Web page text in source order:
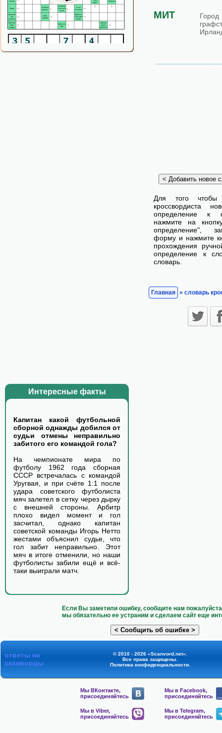
Интересные факты
Капитан какой футбольной
сборной однажды добился от
судьи отмены неправильно
забитого его командой гола?
На чемпионате мира по
футболу 1962 года сборная
СССР встречалась с командой
Уругвая, и при счёте 1:1 после
удара советского футболиста
мяч залетел в сетку через дырку
с внешней стороны. Арбитр
плохо видел момент и гол
засчитал, однако капитан
советской команды Игорь Нетто
жестами объяснил судье, что
гол забит неправильно. Этот
мяч в итоге отменили, но наши
футболисты забили ещё и всё-
таки выиграли матч.
МИТ
Для того чтобы
кроссвордиста
определение к
нажмите на
определение",
форму и нажмите
прохождения
определение к
словарь.
Главная » словарь
Если Вы заметили ошибку, сообщите нам
мы обязательно ее устраним и сделаем сайт еще
ответы на
сканворды
© 2010 - 2026 «Scanvord.net».
Все права защищены.
Политика конфиденциальности.
Мы ВКонтакте,
присоединяйтесь
Мы в Facebook,
присоединяйтесь
Мы в Viber,
присоединяйтесь
Мы в Telegram,
присоединяйтесь